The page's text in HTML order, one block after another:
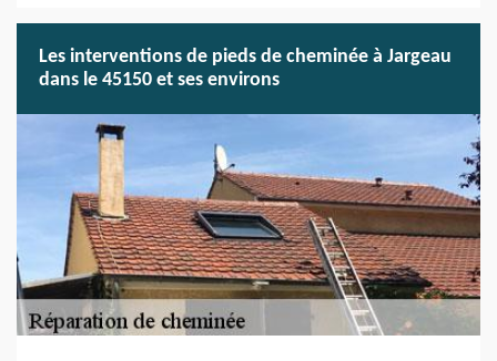
Les interventions de pieds de cheminée à Jargeau
dans le 45150 et ses environs